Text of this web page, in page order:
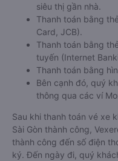
siêu thị gần nhà.
Thanh toán bằng
Card, JCB).
Thanh toán bằng
tuyến (Internet
Thanh toán bằng
Bên cạnh đó, quý
thông qua các ví
Sau khi thanh toán vé xe
Sài Gòn thành công,
thành công đến số điện
ký. Đến ngày đi, quý